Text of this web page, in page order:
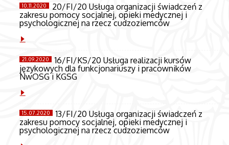
10.11.2020 20/FI/20 Usługa organizacji świadczeń z
zakresu pomocy socjalnej, opieki medycznej i
psychologicznej na rzecz cudzoziemców
21.09.2020 16/FI/KS/20 Usługa realizacji kursów
językowych dla funkcjonariuszy i pracowników
NwOSG i KGSG
15.07.2020 13/FI/20 Usługa organizacji świadczeń z
zakresu pomocy socjalnej, opieki medycznej i
psychologicznej na rzecz cudzoziemców